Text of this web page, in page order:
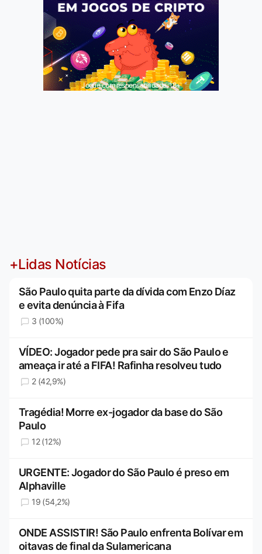
Jogue com responsabilidade. 18+
+Lidas Notícias
São Paulo quita parte da dívida com Enzo Díaz
e evita denúncia à Fifa
3 (100%)
VÍDEO: Jogador pede pra sair do São Paulo e
ameaça ir até a FIFA! Rafinha resolveu tudo
2 (42,9%)
Tragédia! Morre ex-jogador da base do São
Paulo
12 (12%)
URGENTE: Jogador do São Paulo é preso em
Alphaville
19 (54,2%)
ONDE ASSISTIR! São Paulo enfrenta Bolívar em
oitavas de final da Sulamericana